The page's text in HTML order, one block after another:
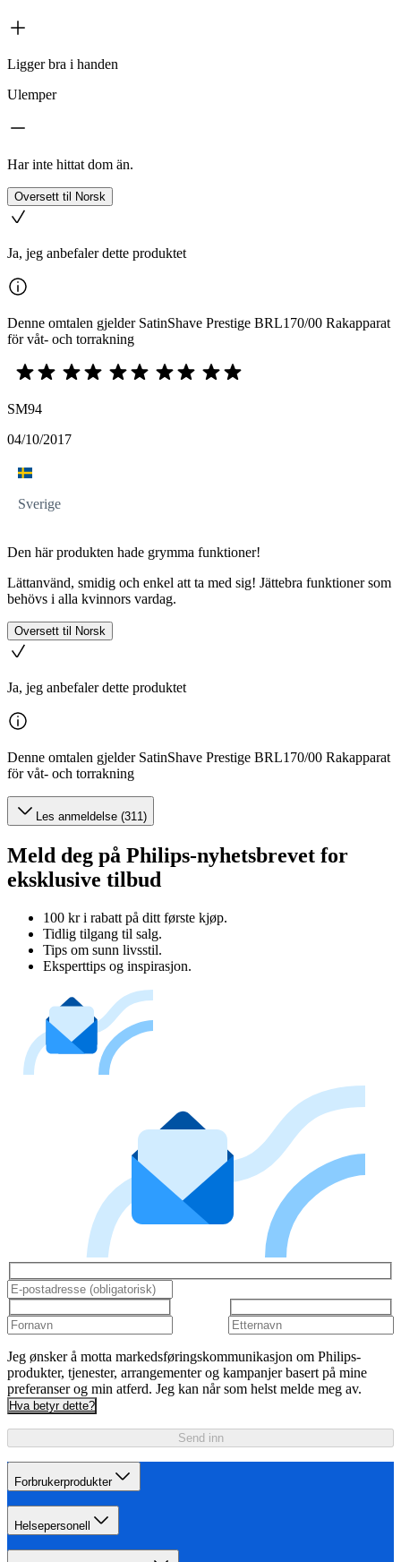
Ligger bra i handen
Ulemper
Har inte hittat dom än.
Oversett til Norsk
Ja, jeg anbefaler dette produktet
Denne omtalen gjelder SatinShave Prestige BRL170/00 Rakapparat
för våt- och torrakning
SM94
04/10/2017
Sverige
Den här produkten hade grymma funktioner!
Lättanvänd, smidig och enkel att ta med sig! Jättebra funktioner som
behövs i alla kvinnors vardag.
Oversett til Norsk
Ja, jeg anbefaler dette produktet
Denne omtalen gjelder SatinShave Prestige BRL170/00 Rakapparat
för våt- och torrakning
Les anmeldelse (311)
Meld deg på Philips-nyhetsbrevet for
eksklusive tilbud
100 kr i rabatt på ditt første kjøp.
Tidlig tilgang til salg.
Tips om sunn livsstil.
Eksperttips og inspirasjon.
Jeg ønsker å motta markedsføringskommunikasjon om Philips-
produkter, tjenester, arrangementer og kampanjer basert på mine
preferanser og min atferd. Jeg kan når som helst melde meg av.
Hva betyr dette?
Send inn
Forbrukerprodukter
Helsepersonell